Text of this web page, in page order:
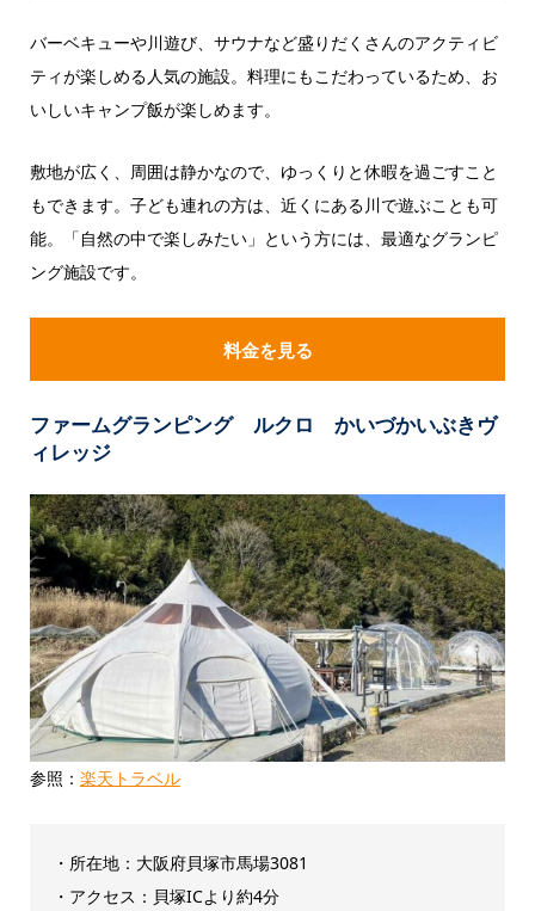
バーベキューや川遊び、サウナなど盛りだくさんのアクティビ
ティが楽しめる人気の施設。料理にもこだわっているため、お
いしいキャンプ飯が楽しめます。
敷地が広く、周囲は静かなので、ゆっくりと休暇を過ごすこと
もできます。子ども連れの方は、近くにある川で遊ぶことも可
能。「自然の中で楽しみたい」という方には、最適なグランピ
ング施設です。
料金を見る
ファームグランピング ルクロ かいづかいぶきヴ
ィレッジ
参照： 楽天トラベル
・所在地：大阪府貝塚市馬場3081
・アクセス：貝塚ICより約4分